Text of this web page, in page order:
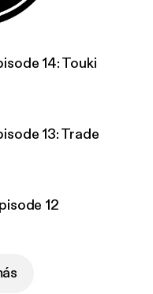
Touki Edition
14: Touki
13: Trade
12